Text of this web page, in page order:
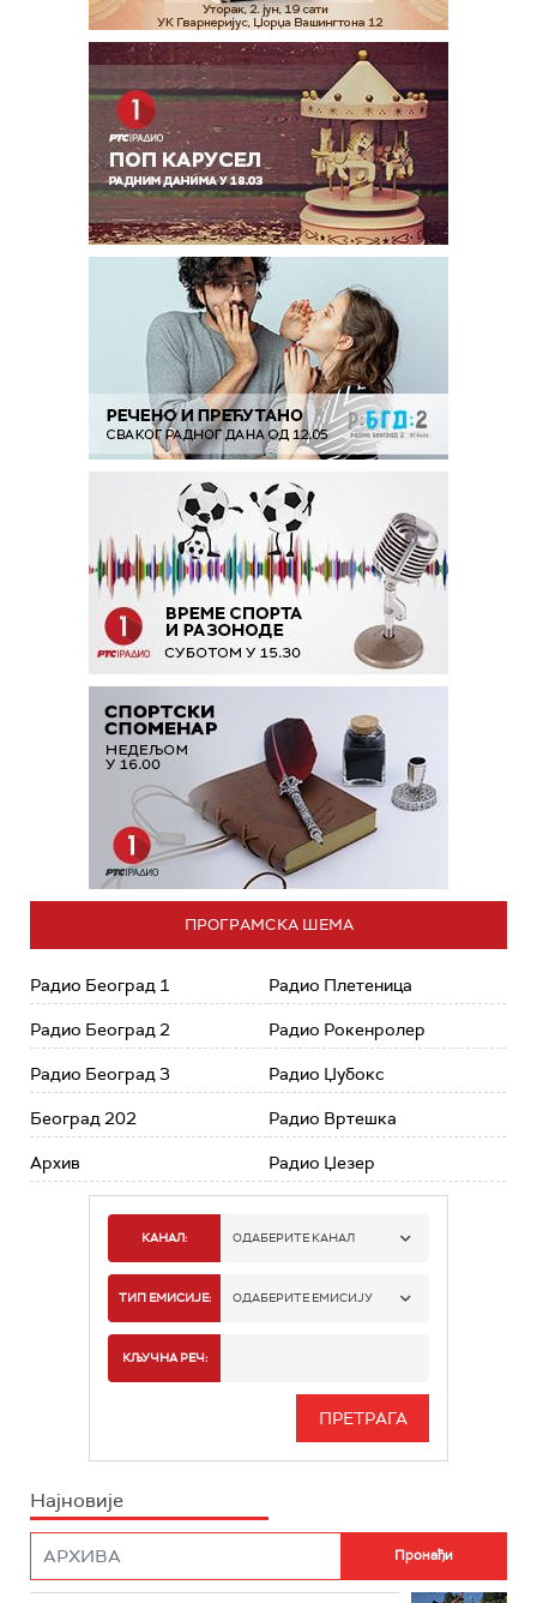
ПРОГРАМСКА ШЕМА
Радио Београд 1
Радио Београд 2
Радио Београд 3
Београд 202
Архив
Радио Плетеница
Радио Рокенролер
Радио Џубокс
Радио Вртешка
Радио Џезер
КАНАЛ: ОДАБЕРИТЕ КАНАЛ
РАДИО БЕОГРАД 1
РАДИО БЕОГРАД 3
РАДИО РОКЕНРОЛЕР
ТИП ЕМИСИЈЕ: ОДАБЕРИТЕ ЕМИСИЈУ
ИНФО
КЉУЧНА РЕЧ:
Најновије